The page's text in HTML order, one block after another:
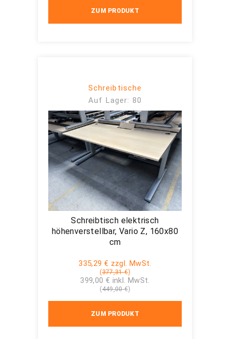
ZUM PRODUKT
Schreibtische
Auf Lager: 80
Schreibtisch elektrisch
höhenverstellbar, Vario Z, 160x80
cm
335,29 € zzgl. MwSt.
(377,31 €)
399,00 € inkl. MwSt.
(449,00 €)
ZUM PRODUKT